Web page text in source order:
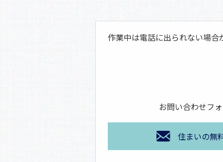
作業中は電話に出られない場合
お問い合わせフ
住まいの無